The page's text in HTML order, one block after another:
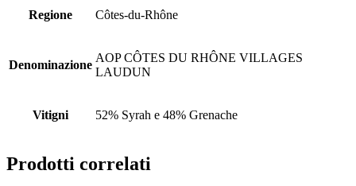
Regione Côtes-du-Rhône
Denominazione
AOP CÔTES DU RHÔNE VILLAGES
LAUDUN
Vitigni 52% Syrah e 48% Grenache
Prodotti correlati